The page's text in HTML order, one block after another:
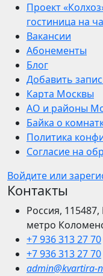
Проект
гостиница на
Вакансии
Абонементы
Блог
Добавить
Карта Москвы
АО и районы
Байка о
Политика
Согласие на
Войдите или
Контакты
Россия,
метро
+7 936 313 27 70
+7 936 313 27 70
admin@kvartira-